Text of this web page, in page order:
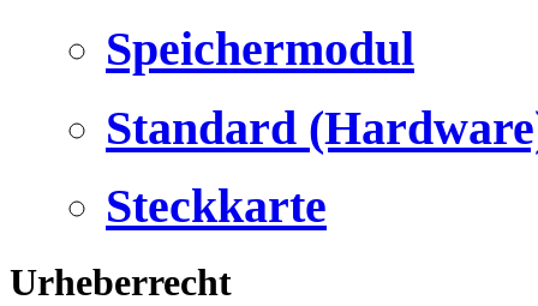
Speichermodul
Standard
Steckkarte
Urheberrecht